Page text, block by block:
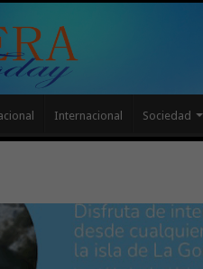
Internacional Sociedad